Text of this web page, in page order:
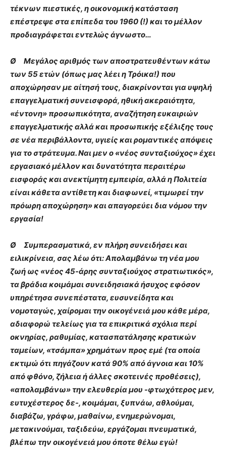
τέκνων πιεστικές, η οικονομική κατάσταση
επέστρεψε στα επίπεδα του 1960 (!) και το μέλλον
προδιαγράφεται εντελώς άγνωστο…
Ø Μεγάλος αριθμός των αποστρατευθέντων κάτω
των 55 ετών (όπως μας λέει η Τρόικα!) που
αποχώρησαν με αίτησή τους, διακρίνονται για υψηλή
επαγγελματική συνεισφορά, ηθική ακεραιότητα,
«έντονη» προσωπικότητα, αναζήτηση ευκαιριών
επαγγελματικής αλλά και προσωπικής εξέλιξης τους
σε νέα περιβάλλοντα, υγιείς και ρομαντικές απόψεις
για το στράτευμα. Ναι μεν ο «νέος συνταξιούχος» έχει
εργασιακό μέλλον και δυνατότητα περαιτέρω
εισφοράς και ανεκτίμητη εμπειρία, αλλά η Πολιτεία
είναι κάθετα αντίθετη και διαφωνεί, «τιμωρεί την
πρόωρη αποχώρηση» και απαγορεύει δια νόμου την
εργασία!
Ø Συμπερασματικά, εν πλήρη συνειδήσει και
ειλικρίνεια, σας λέω ότι: Απολαμβάνω τη νέα μου
ζωή ως «νέος 45-άρης συνταξιούχος στρατιωτικός»,
τα βράδια κοιμάμαι συνειδησιακά ήσυχος εφόσον
υπηρέτησα συνεπέστατα, ευσυνείδητα και
νομοταγώς, χαίρομαι την οικογένειά μου κάθε μέρα,
αδιαφορώ τελείως για τα επικριτικά σχόλια περί
οκνηρίας, ραθυμίας, κατασπατάλησης κρατικών
ταμείων, «τσάμπα» χρημάτων προς εμέ (τα οποία
εκτιμώ ότι πηγάζουν κατά 90% από άγνοια και 10%
από φθόνο, ζήλεια ή άλλες σκοτεινές προθέσεις),
«απολαμβάνω» την ελευθερία μου -φτωχότερος μεν,
ευτυχέστερος δε-, κοιμάμαι, ξυπνάω, αθλούμαι,
διαβάζω, γράφω, μαθαίνω, ενημερώνομαι,
μετακινούμαι, ταξιδεύω, εργάζομαι πνευματικά,
βλέπω την οικογένειά μου όποτε θέλω εγώ!